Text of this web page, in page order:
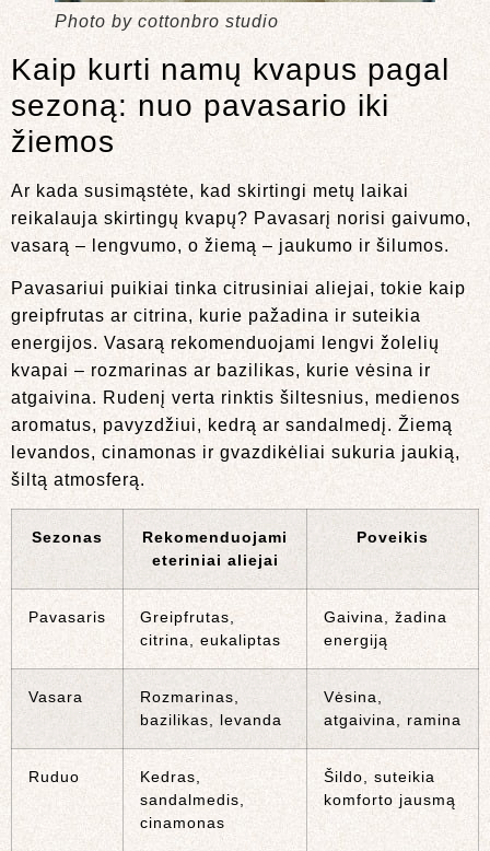
Photo by cottonbro studio
Kaip kurti namų kvapus pagal
sezoną: nuo pavasario iki
žiemos
Ar kada susimąstėte, kad skirtingi metų laikai
reikalauja skirtingų kvapų? Pavasarį norisi gaivumo,
vasarą – lengvumo, o žiemą – jaukumo ir šilumos.
Pavasariui puikiai tinka citrusiniai aliejai, tokie kaip
greipfrutas ar citrina, kurie pažadina ir suteikia
energijos. Vasarą rekomenduojami lengvi žolelių
kvapai – rozmarinas ar bazilikas, kurie vėsina ir
atgaivina. Rudenį verta rinktis šiltesnius, medienos
aromatus, pavyzdžiui, kedrą ar sandalmedį. Žiemą
levandos, cinamonas ir gvazdikėliai sukuria jaukią,
šiltą atmosferą.
Sezonas
Rekomenduojami
eteriniai aliejai
Poveikis
Pavasaris
Greipfrutas,
citrina, eukaliptas
Gaivina, žadina
energiją
Vasara
Rozmarinas,
bazilikas, levanda
Vėsina,
atgaivina, ramina
Ruduo
Kedras,
sandalmedis,
cinamonas
Šildo, suteikia
komforto jausmą